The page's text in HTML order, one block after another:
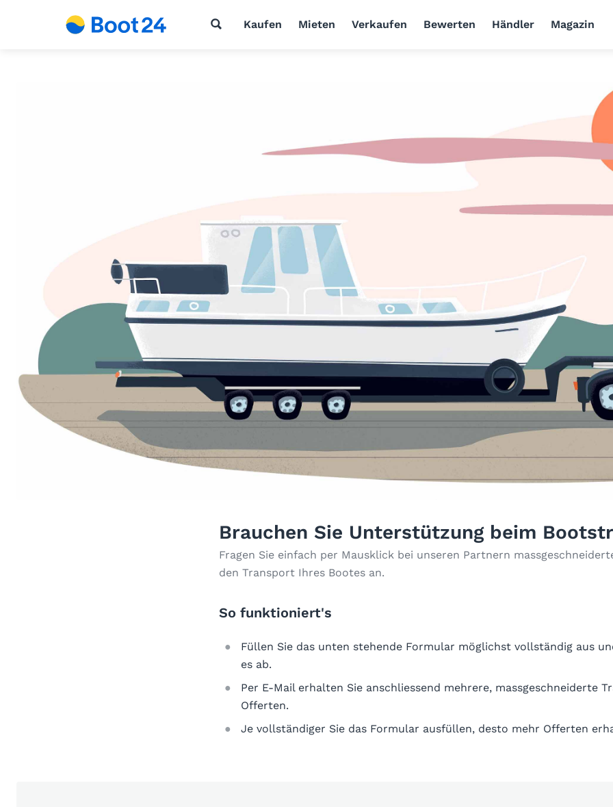
Kaufen Mieten Verkaufen Bewerten Händler Magazin
Brauchen Sie Unterstützung beim
Fragen Sie einfach per Mausklick bei unseren Partnern
den Transport Ihres Bootes an.
So funktioniert's
Füllen Sie das unten stehende Formular möglichst vollständig aus
es ab.
Per E-Mail erhalten Sie anschliessend mehrere, massgeschneiderte
Offerten.
Je vollständiger Sie das Formular ausfüllen, desto mehr Offerten